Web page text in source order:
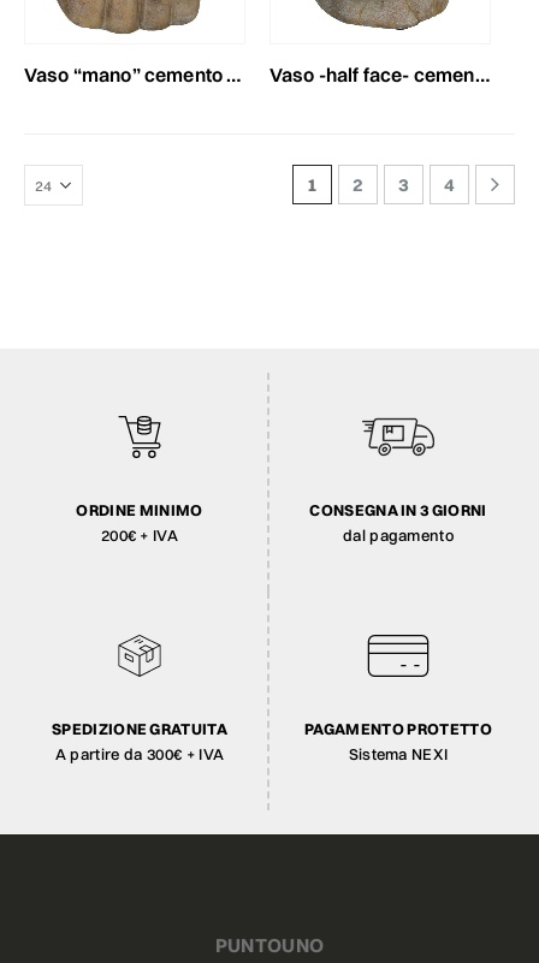
vaso “mano” cemento 14,5x14 cm h.13 cm oro vaso -half face- cemento 16x14,5 cm h.13 cm oro
1 2 3 4
ORDINE MINIMO
200€ + IVA
CONSEGNA IN 3 GIORNI
dal pagamento
SPEDIZIONE GRATUITA
A partire da 300€ + IVA
PAGAMENTO PROTETTO
Sistema NEXI
PUNTOUNO